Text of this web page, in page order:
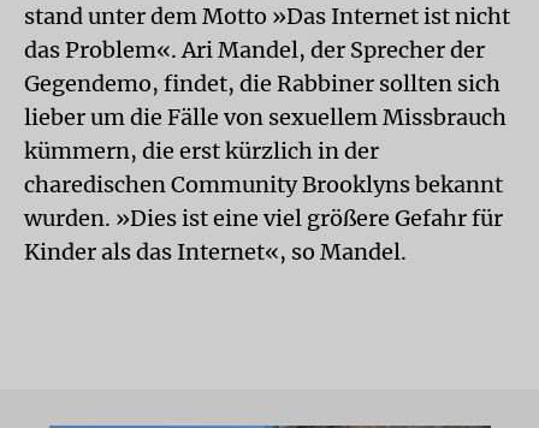
stand unter dem Motto »Das Internet ist nicht
das Problem«. Ari Mandel, der Sprecher der
Gegendemo, findet, die Rabbiner sollten sich
lieber um die Fälle von sexuellem Missbrauch
kümmern, die erst kürzlich in der
charedischen Community Brooklyns bekannt
wurden. »Dies ist eine viel größere Gefahr für
Kinder als das Internet«, so Mandel.